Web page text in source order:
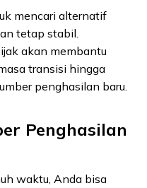
mencari alternatif
tetap stabil.
akan membantu
transisi hingga
penghasilan baru.
Penghasilan
waktu, Anda bisa